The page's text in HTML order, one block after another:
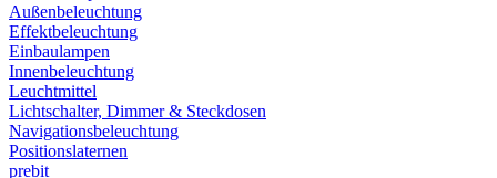
Außenbeleuchtung
Effektbeleuchtung
Einbaulampen
Innenbeleuchtung
Leuchtmittel
Lichtschalter, Dimmer & Steckdosen
Navigationsbeleuchtung
Positionslaternen
prebit